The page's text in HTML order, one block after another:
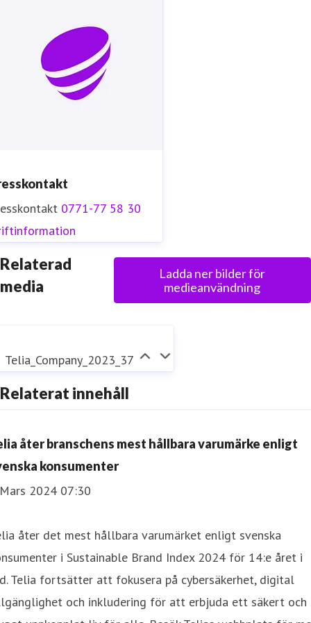
0771-77 58 30
Relaterad
media
Ladda ner bilder för
medieanvändning
Telia_Company_2023_37
Relaterat innehåll
åter branschens mest hållbara varumärke enligt
konsumenter
2024 07:30
åter det mest hållbara varumärket enligt svenska
i Sustainable Brand Index 2024 för 14:e året i
Telia fortsätter att fokusera på cybersäkerhet, digital
och inkludering för att erbjuda ett säkert och